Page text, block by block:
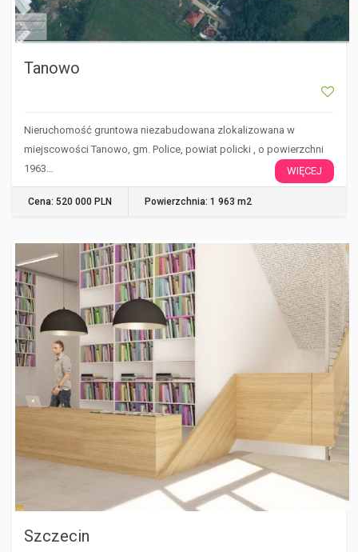
Tanowo
Nieruchomość gruntowa niezabudowana zlokalizowana w
miejscowości Tanowo, gm. Police, powiat policki , o powierzchni
1963…
WIĘCEJ
Cena: 520 000 PLN Powierzchnia: 1 963 m2
Szczecin